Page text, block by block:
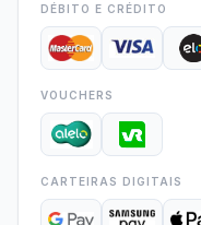
DÉBITO E CRÉDITO
VOUCHERS
CARTEIRAS DIGITAIS